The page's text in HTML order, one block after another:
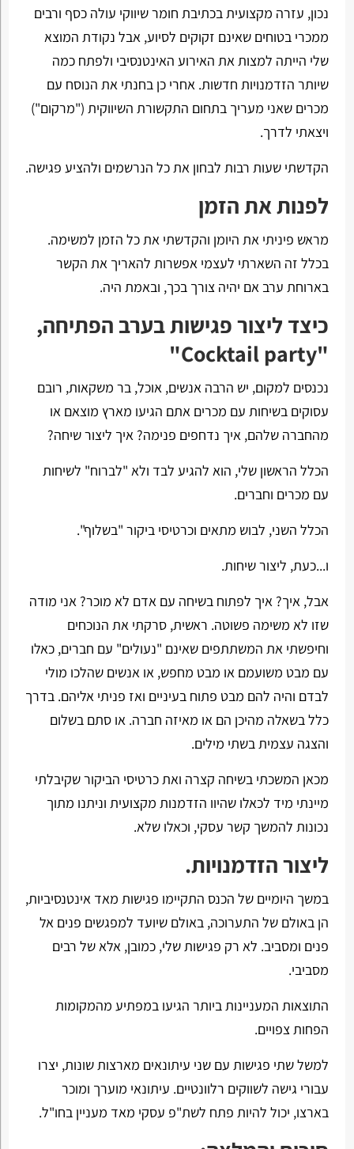
נכון, עזרה מקצועית בכתיבת חומר שיווקי עולה כסף ורבים
ממכרי בטוחים שאינם זקוקים לסיוע, אבל נקודת המוצא
שלי הייתה למצות את האירוע האינטנסיבי ולפתח כמה
שיותר הזדמנויות חדשות. אחרי כן בחנתי את הנוסח עם
מכרים שאני מעריך בתחום התקשורת השיווקית ("מרקום")
ויצאתי לדרך.
הקדשתי שעות רבות לבחון את כל הנרשמים ולהציע פגישה.
לפנות את הזמן
מראש פיניתי את היומן והקדשתי את כל הזמן למשימה.
בכלל זה השארתי לעצמי אפשרות להאריך את הקשר
בארוחת ערב אם יהיה צורך בכך, ובאמת היה.
כיצד ליצור פגישות בערב הפתיחה,
"Cocktail party"
נכנסים למקום, יש הרבה אנשים, אוכל, בר משקאות, רובם
עסוקים בשיחות עם מכרים אתם הגיעו מארץ מוצאם או
מהחברה שלהם, איך נדחפים פנימה? איך ליצור שיחה?
הכלל הראשון שלי, הוא להגיע לבד ולא "לברוח" לשיחות
עם מכרים וחברים.
הכלל השני, לבוש מתאים וכרטיסי ביקור "בשלוף".
ו...כעת, ליצור שיחות.
אבל, איך? איך לפתוח בשיחה עם אדם לא מוכר? אני מודה
שזו לא משימה פשוטה. ראשית, סרקתי את הנוכחים
וחיפשתי את המשתתפים שאינם "נעולים" עם חברים, כאלו
עם מבט משועמם או מבט מחפש, או אנשים שהלכו מולי
לבדם והיה להם מבט פתוח בעיניים ואז פניתי אליהם. בדרך
כלל בשאלה מהיכן הם או מאיזה חברה. או סתם בשלום
והצגה עצמית בשתי מילים.
מכאן המשכתי בשיחה קצרה ואת כרטיסי הביקור שקיבלתי
מיינתי מיד לכאלו שהיוו הזדמנות מקצועית וניתנו מתוך
נכונות להמשך קשר עסקי, וכאלו שלא.
ליצור הזדמנויות.
במשך היומיים של הכנס התקיימו פגישות מאד אינטנסיביות,
הן באולם של התערוכה, באולם שיועד למפגשים פנים אל
פנים ומסביב. לא רק פגישות שלי, כמובן, אלא של רבים
מסביבי.
התוצאות המעניינות ביותר הגיעו במפתיע מהמקומות
הפחות צפויים.
למשל שתי פגישות עם שני עיתונאים מארצות שונות, יצרו
עבורי גישה לשווקים רלוונטיים. עיתונאי מוערך ומוכר
בארצו, יכול להיות פתח לשת"פ עסקי מאד מעניין בחו"ל.